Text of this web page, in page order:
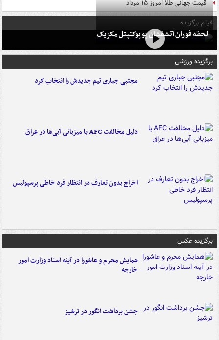
قیمت جهانی طلا امروز ۱۵ مرداد
فیلم برگزیده
لحظه فوران آتشفشان پوپوکتپتل مکزیک
برگزیده ورزشی
مجتبی جباری تیم جدیدش را انتخاب کرد
دلیل مخالفت AFC با میزبانی آبی‌ها در عراق
اخراج بدون تعارف در انتظار فرد خاطی پرسپولیس
برگزیده عکس
همایش محرم و عاشورا در آینه اسناد وزارت امور
خارجه
جشن برداشت انگور در ترشیز